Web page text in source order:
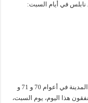
نابلس في أيام السبت:
أما لماذا تموت يوم السبت ألفي مرة؟ ذلك لأن المدينة في أعوام 70 و 71 و
هذا اليوم، يوم السبت،